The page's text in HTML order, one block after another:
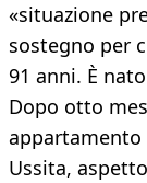
«situazione
sostegno per
91 anni. È
Dopo otto
appartamento
Ussita,